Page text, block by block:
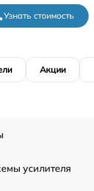
Узнать стоимость
Акции
усилителя